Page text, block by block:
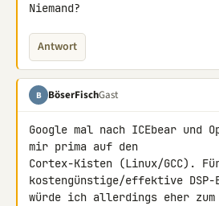
Niemand?
Antwort
B BöserFischGast
Google mal nach ICEbear und
mir prima auf den
Cortex-Kisten (Linux/GCC).
kostengünstige/effektive DSP-
würde ich allerdings eher zum